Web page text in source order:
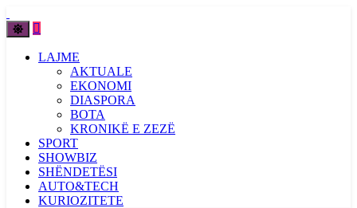
LAJME
AKTUALE
EKONOMI
DIASPORA
BOTA
KRONIKË E ZEZË
SPORT
SHOWBIZ
SHËNDETËSI
AUTO&TECH
KURIOZITETE